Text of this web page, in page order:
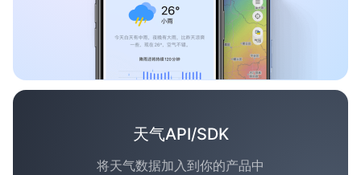
天气API/SDK
将天气数据加入到你的产品中